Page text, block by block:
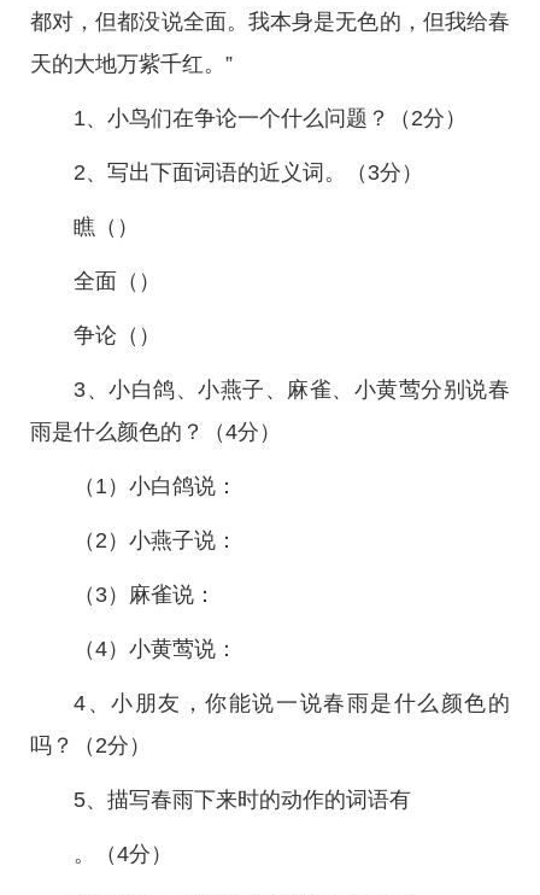
都对，但都没说全面。我本身是无色的，但我给春
天的大地万紫千红。”
1、小鸟们在争论一个什么问题？（2分）
2、写出下面词语的近义词。（3分）
瞧（）
全面（）
争论（）
3、小白鸽、小燕子、麻雀、小黄莺分别说春
雨是什么颜色的？（4分）
（1）小白鸽说：
（2）小燕子说：
（3）麻雀说：
（4）小黄莺说：
4、小朋友，你能说一说春雨是什么颜色的
吗？（2分）
5、描写春雨下来时的动作的词语有
。（4分）